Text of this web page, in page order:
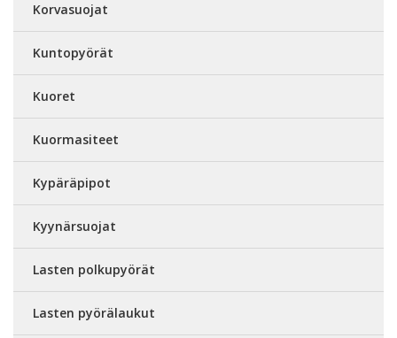
Korvasuojat
Kuntopyörät
Kuoret
Kuormasiteet
Kypäräpipot
Kyynärsuojat
Lasten polkupyörät
Lasten pyörälaukut